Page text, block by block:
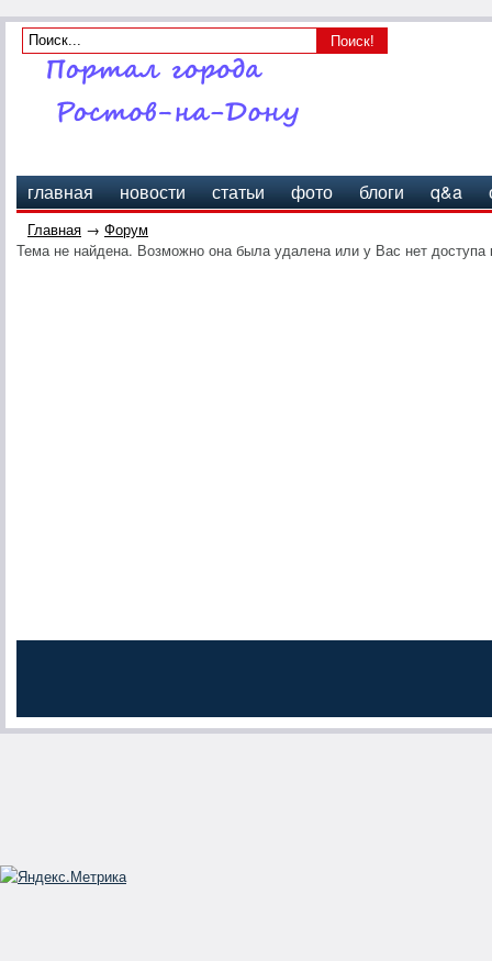
главная новости статьи фото блоги q&a
Главная → Форум
Тема не найдена. Возможно она была удалена или у Вас нет доступа